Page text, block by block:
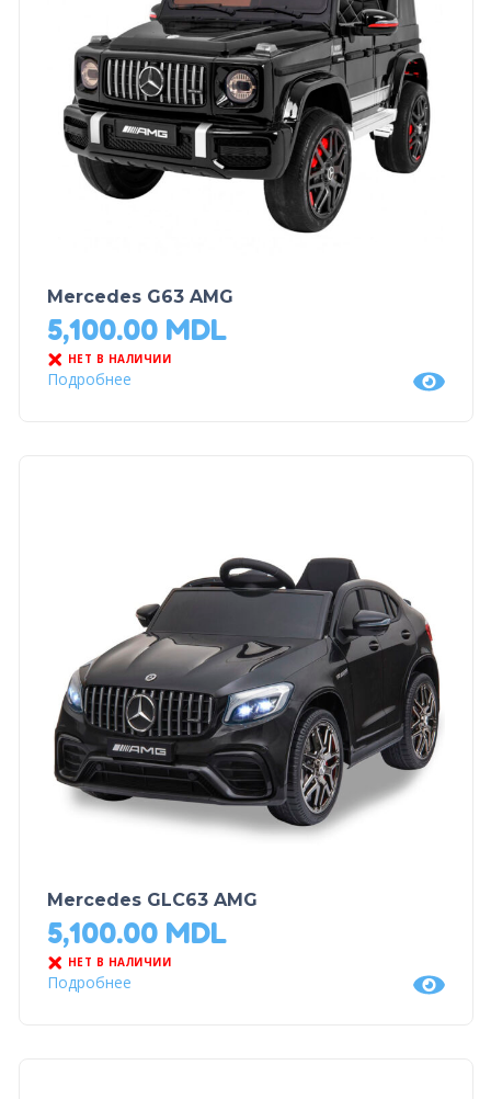
Mercedes G63 AMG
5,100.00 MDL
НЕТ В НАЛИЧИИ
Подробнее
Mercedes GLC63 AMG
5,100.00 MDL
НЕТ В НАЛИЧИИ
Подробнее